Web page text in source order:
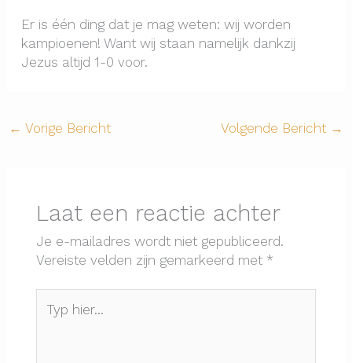
Er is één ding dat je mag weten: wij worden
kampioenen! Want wij staan namelijk dankzij
Jezus altijd 1-0 voor.
← Vorige Bericht Volgende Bericht →
Laat een reactie achter
Je e-mailadres wordt niet gepubliceerd.
Vereiste velden zijn gemarkeerd met *
hier...